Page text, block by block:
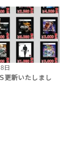
日
更新いたしまし